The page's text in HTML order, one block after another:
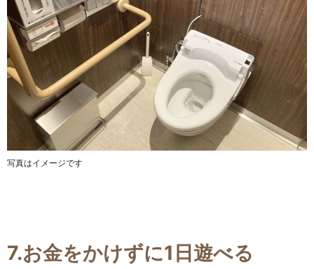
写真はイメージです
7.お金をかけずに1日遊べる